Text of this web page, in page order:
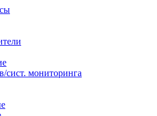
сист. мониторинга